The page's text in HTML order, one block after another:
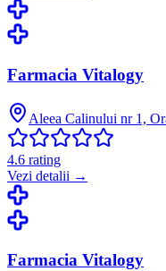
Farmacia Vitalogy
Aleea Calinului nr 1,
4.6 rating
Vezi detalii →
Farmacia Vitalogy